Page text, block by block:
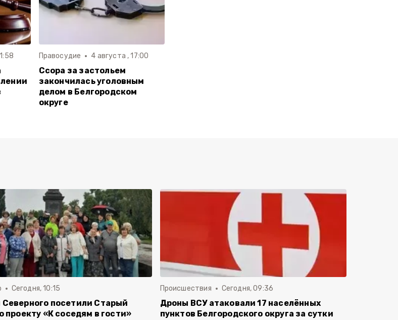
Правосудие 4 августа , 17:00
Ссора за застольем
закончилась уголовным
делом в Белгородском
округе
Сегодня, 10:15
посетили Старый
проекту «К соседям в гости»
Происшествия Сегодня, 09:36
Дроны ВСУ атаковали 17 населённых
пунктов Белгородского округа за сутки